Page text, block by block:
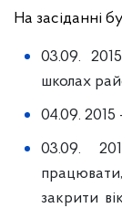
На засіданні
03.09.
школах
04.09.
03.09.
закрити